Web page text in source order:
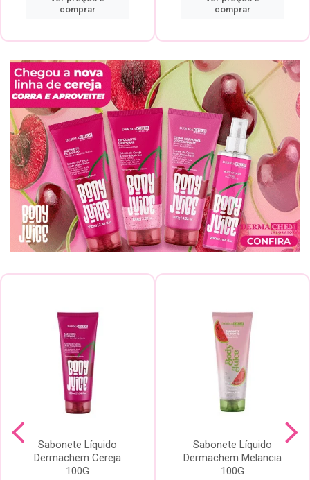
comprar
comprar
Sabonete Líquido
Dermachem Cereja
100G
Sabonete Líquido
Dermachem Melancia
100G